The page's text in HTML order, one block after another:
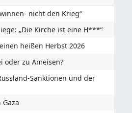
nicht den Krieg“
„Die Kirche ist eine H***“
heißen Herbst 2026
oder zu Ameisen?
Sanktionen und der